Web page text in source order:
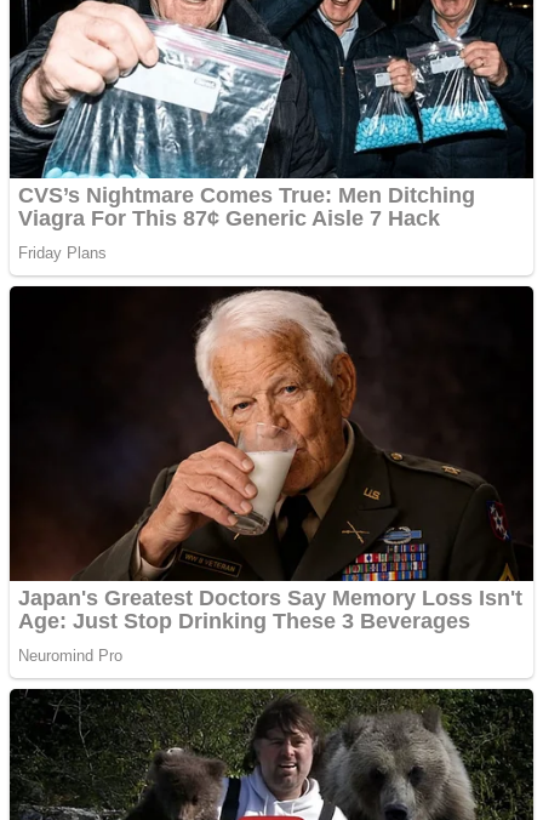
Împrumut si investitii
Ofera def între special
Vând domeniu+website
de publicitate de tip
Adsense
Pastorul Liviu Radu a
trecut la Domnul
Anchetă incendiară la
Gherla, polițist acuzat de